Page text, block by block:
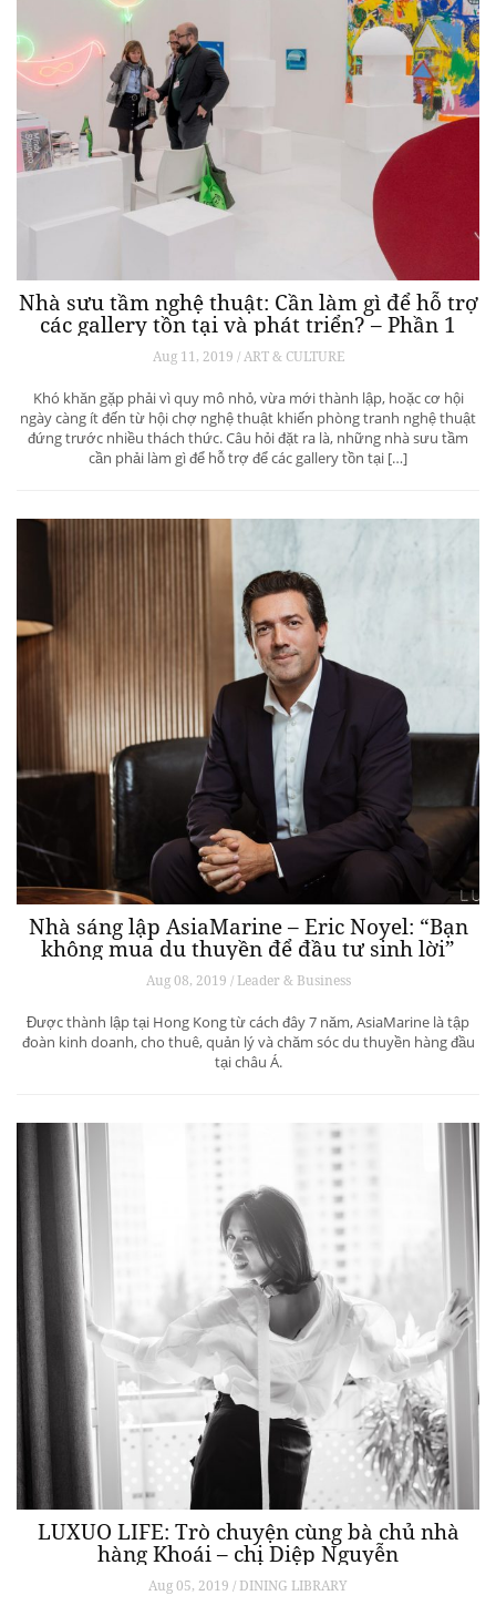
Nhà sưu tầm nghệ thuật: Cần làm gì để hỗ trợ
các gallery tồn tại và phát triển? – Phần 1
Aug 11, 2019 / ART & CULTURE
Khó khăn gặp phải vì quy mô nhỏ, vừa mới thành lập, hoặc cơ hội
ngày càng ít đến từ hội chợ nghệ thuật khiến phòng tranh nghệ thuật
đứng trước nhiều thách thức. Câu hỏi đặt ra là, những nhà sưu tầm
cần phải làm gì để hỗ trợ để các gallery tồn tại […]
Nhà sáng lập AsiaMarine – Eric Noyel: “Bạn
không mua du thuyền để đầu tư sinh lời”
Aug 08, 2019 / Leader & Business
Được thành lập tại Hong Kong từ cách đây 7 năm, AsiaMarine là tập
đoàn kinh doanh, cho thuê, quản lý và chăm sóc du thuyền hàng đầu
tại châu Á.
LUXUO LIFE: Trò chuyện cùng bà chủ nhà
hàng Khoái – chị Diệp Nguyễn
Aug 05, 2019 / DINING LIBRARY